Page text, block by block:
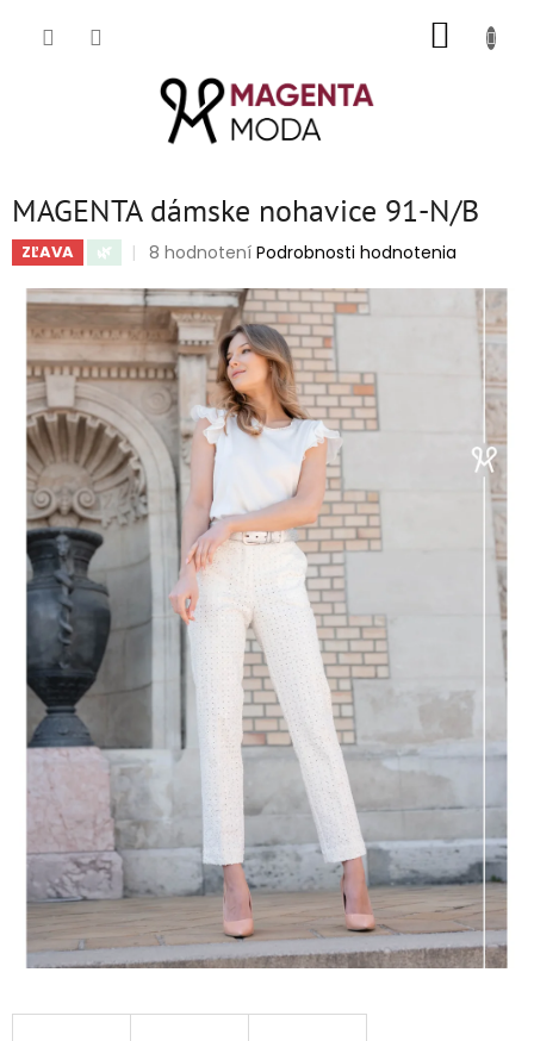
MAGENTA dámske nohavice 91-N/B
ZĽAVA 🌿
Priemerné
produktu
je
4,5
z
5
hviezdičiek.
8 hodnotení Podrobnosti hodnotenia